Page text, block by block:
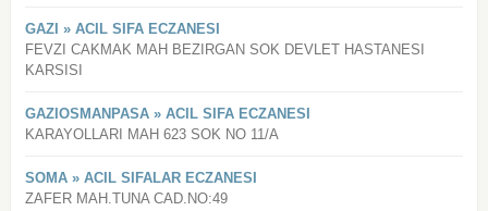
GAZI » ACIL SIFA ECZANESI
FEVZI CAKMAK MAH BEZIRGAN SOK DEVLET HASTANESI
KARSISI
GAZIOSMANPASA » ACIL SIFA ECZANESI
KARAYOLLARI MAH 623 SOK NO 11/A
SOMA » ACIL SIFALAR ECZANESI
ZAFER MAH.TUNA CAD.NO:49